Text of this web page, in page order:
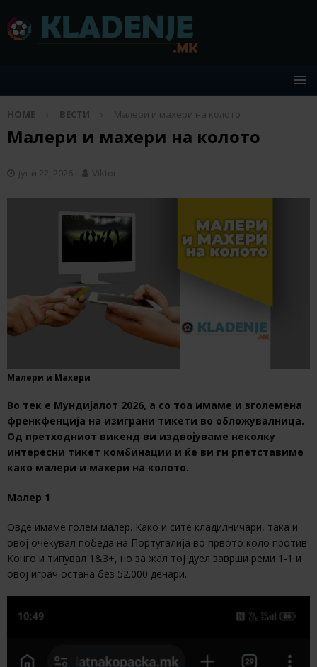
HOME ВЕСТИ Малери и махери на колото
Малери и махери на колото
јуни 22, 2026 Viktor
Малери и Махери
Во тек е Мундијалот 2026, а со тоа имаме и зголемена
френкфенција на изиграни тикети во обложувалница.
Од претходниот викенд ви издвојуваме неколку
интересни тикет комбинации и ќе ви ги рпетставиме
како малери и махери на колото.
Малер 1
Овде имаме голем малер. Како и сите кладилничари, така и
овој очекувал победа на Португалија во првото коло против
Конго и типувал 1&3+, но за жал тој дуел заврши реми 1-1 и
овој играч остана без 52.000 денари.